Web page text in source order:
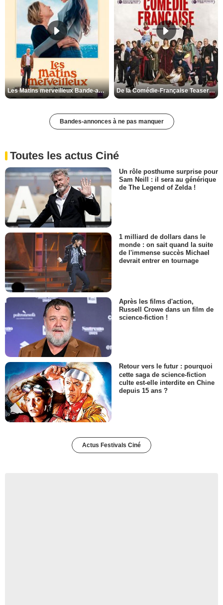
Les Matins merveilleux Bande-annonce VF De la Comédie-Française Teaser VF
Bandes-annonces à ne pas manquer
Toutes les actus Ciné
Un rôle posthume surprise pour
Sam Neill : il sera au générique
de The Legend of Zelda !
1 milliard de dollars dans le
monde : on sait quand la suite
de l'immense succès Michael
devrait entrer en tournage
Après les films d'action,
Russell Crowe dans un film de
science-fiction !
Retour vers le futur : pourquoi
cette saga de science-fiction
culte est-elle interdite en Chine
depuis 15 ans ?
Actus Festivals Ciné